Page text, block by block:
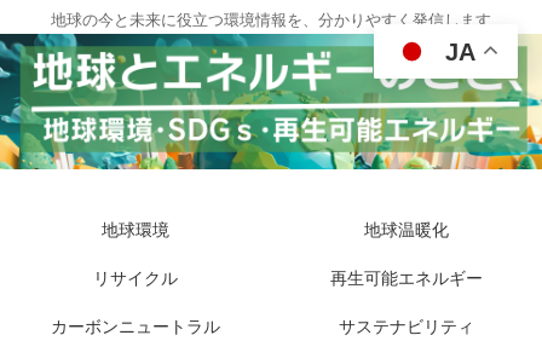
地球の今と未来に役立つ環境情報を、分かりやすく発信します
地球環境 地球温暖化
リサイクル 再生可能エネルギー
カーボンニュートラル サステナビリティ
JA